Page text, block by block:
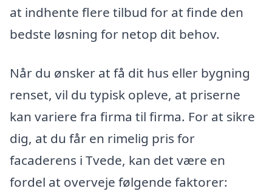
at indhente flere tilbud for at finde den
bedste løsning for netop dit behov.
Når du ønsker at få dit hus eller bygning
renset, vil du typisk opleve, at priserne
kan variere fra firma til firma. For at sikre
dig, at du får en rimelig pris for
facaderens i Tvede, kan det være en
fordel at overveje følgende faktorer: